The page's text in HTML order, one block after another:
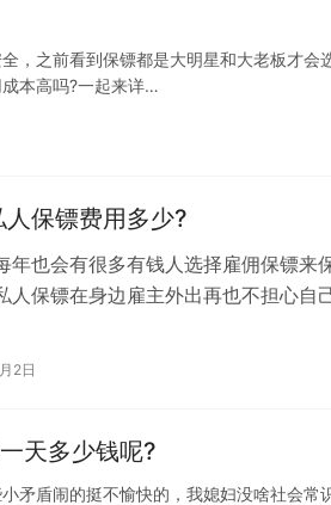
，之前看到保镖都是大明星和大老板才会
本高吗?一起来详…
人保镖费用多少?
年也会有很多有钱人选择雇佣保镖来
人保镖在身边雇主外出再也不担心自
2日
天多少钱呢?
矛盾闹的挺不愉快的，我媳妇没啥社会常